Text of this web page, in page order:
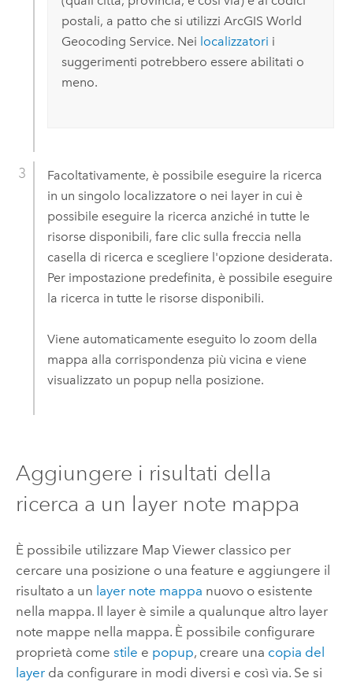
postali, a patto che si utilizzi ArcGIS World
Geocoding Service. Nei localizzatori i
suggerimenti potrebbero essere abilitati o
meno.
Facoltativamente, è possibile eseguire la ricerca
in un singolo localizzatore o nei layer in cui è
possibile eseguire la ricerca anziché in tutte le
risorse disponibili, fare clic sulla freccia nella
casella di ricerca e scegliere l'opzione desiderata.
Per impostazione predefinita, è possibile eseguire
la ricerca in tutte le risorse disponibili.
Viene automaticamente eseguito lo zoom della
mappa alla corrispondenza più vicina e viene
visualizzato un popup nella posizione.
Aggiungere i risultati della
ricerca a un layer note mappa
È possibile utilizzare Map Viewer classicoper
cercare una posizione o una feature e aggiungere il
risultato a un layer note mappa nuovo o esistente
nella mappa. Il layer è simile a qualunque altro layer
note mappe nella mappa. È possibile configurare
proprietà come stile e popup, creare una copia del
layerda configurare in modi diversi e così via. Se si